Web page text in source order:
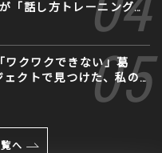
「話し方トレーニング」
ワクワクできない」葛
ェクトで見つけた、私の
へ